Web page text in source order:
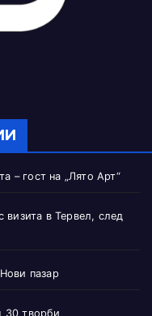
– гост на „Лято Арт“
визита в Тервел, след
пазар
30 творби